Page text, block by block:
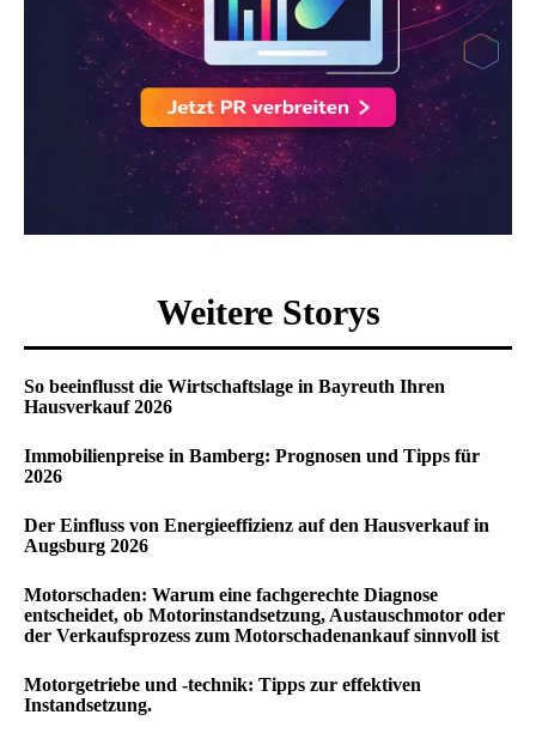
Weitere Storys
So beeinflusst die Wirtschaftslage in Bayreuth Ihren
Hausverkauf 2026
Immobilienpreise in Bamberg: Prognosen und Tipps für
2026
Der Einfluss von Energieeffizienz auf den Hausverkauf in
Augsburg 2026
Motorschaden: Warum eine fachgerechte Diagnose
entscheidet, ob Motorinstandsetzung, Austauschmotor oder
der Verkaufsprozess zum Motorschadenankauf sinnvoll ist
Motorgetriebe und -technik: Tipps zur effektiven
Instandsetzung.